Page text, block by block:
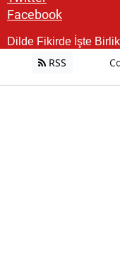
Facebook
Dilde Fikirde İşte
RSS